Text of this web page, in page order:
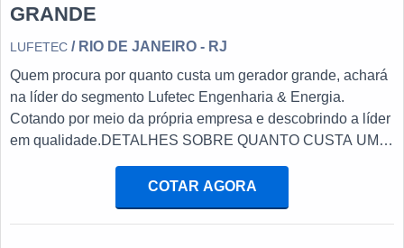
GRANDE
LUFETEC / RIO DE JANEIRO - RJ
Quem procura por quanto custa um gerador grande, achará
na líder do segmento Lufetec Engenharia & Energia.
Cotando por meio da própria empresa e descobrindo a líder
em qualidade.DETALHES SOBRE QUANTO CUSTA UM
gerador grande uma empresa inovadora, vai até o site da
Lufetec Engenharia & Energia. É possível encontrar tanque
combustível em aço carbono e manutenção preventiva e
COTAR AGORA